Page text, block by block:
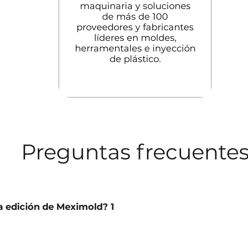
maquinaria y soluciones
de más de 100
proveedores y fabricantes
líderes en moldes,
herramentales e inyección
de plástico.
Preguntas
edición de Meximold? 1